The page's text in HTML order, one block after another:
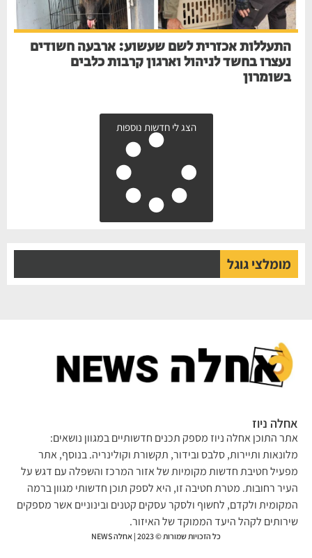
התעללות אכזרית לשם שעשוע: ארבעה חשודים
נעצרו בחשד לניהול וארגון קרבות כלבים
בשומרון
הצג לי חדשות נוספות
מומלצי גוגל
אחלה ניוז
אתר התוכן אחלה ניוז מספק תכנים חדשותיים במגוון נושאים:
מלונאות ותיירות, סלבס ובידור, תקשורת וקולינריה. בנוסף, אתר
מפעיל חטיבת חדשות מקומיות של אזור המרכז והשפלה עם דגש על
העיר רחובות. מטרת חטיבה זו, היא לספק תוכן חדשותי מגוון ברמה
המקומית ולקדם, לחשוף ולסקר עסקים קטנים ובינוניים אשר מספקים
שירותים לקהל היעד הממוקד של האיזור.
כל הזכויות שמורות © 2023 | אחלה NEWS